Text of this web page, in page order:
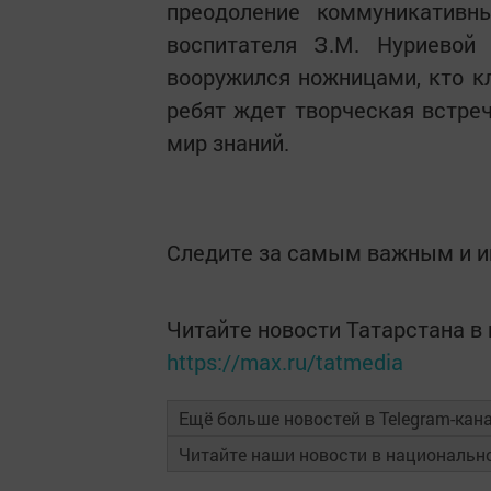
преодоление
воспитателя З.М.
вооружился ножницами, кто
ребят ждет творческая
мир знаний.
Следите за самым важным и
Читайте новости Татарстана
https://max.ru/tatmedia
Ещё больше новостей в Telegram-
Читайте наши новости в